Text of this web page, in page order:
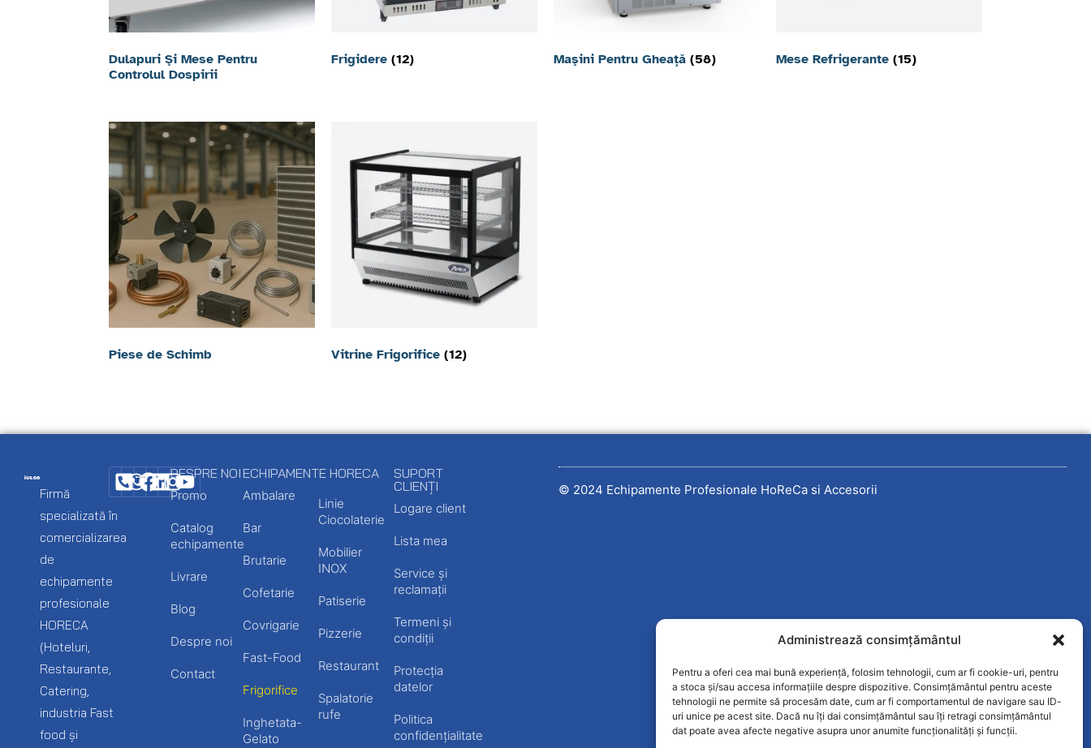
Administrează consimțământul
Pentru a oferi cea mai bună experiență, folosim tehnologii, cum ar fi cookie-uri, pentru
a stoca și/sau accesa informațiile despre dispozitive. Consimțământul pentru aceste
tehnologii ne permite să procesăm date, cum ar fi comportamentul de navigare sau ID-
uri unice pe acest site. Dacă nu îți dai consimțământul sau îți retragi consimțământul
dat poate avea afecte negative asupra unor anumite funcționalități și funcții.
Dulapuri Şi Mese Pentru
Controlul Dospirii
Frigidere(12) Maşini Pentru Gheaţă (58) Mese Refrigerante (15)
Piese de Schimb Vitrine Frigorifice(12)
Firmă
specializată în
comercializarea
de
echipamente
profesionale
HORECA
(Hoteluri,
Restaurante,
Catering,
industria Fast
food și
DESPRE NOI
Promo
Catalog
echipamente
Livrare
Blog
Despre noi
Contact
ECHIPAMENTE HORECA
Ambalare
Bar
Brutarie
Cofetarie
Covrigarie
Fast-Food
Frigorifice
Inghetata-
Gelato
Linie
Ciocolaterie
Mobilier
INOX
Patiserie
Pizzerie
Restaurant
Spalatorie
rufe
SUPORT
CLIENȚI
Logare client
Lista mea
Service și
reclamații
Termeni și
condiții
Protecția
datelor
Politica
confidențialitate
© 2024 Echipamente Profesionale HoReCa si Accesorii